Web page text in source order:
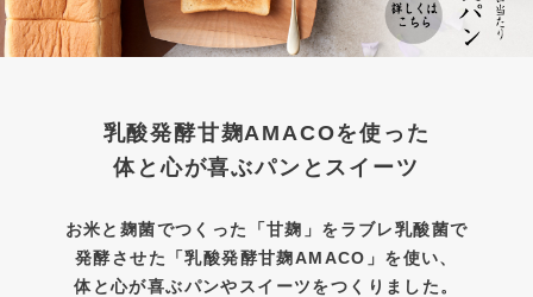
乳酸発酵甘麹AMACOを使った
体と心が喜ぶパンとスイーツ
お米と麹菌でつくった「甘麹」をラブレ乳酸菌で
発酵させた「乳酸発酵甘麹AMACO」を使い、
体と心が喜ぶパンやスイーツをつくりました。